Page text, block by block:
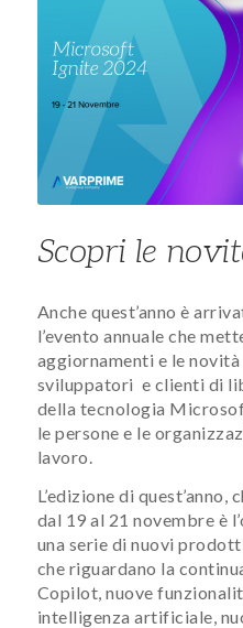
Scopri le
Anche quest’anno è
l’evento annuale che
aggiornamenti e le
sviluppatori e clienti di
della tecnologia
le persone e le
lavoro.
L’edizione di quest’anno,
dal 19 al 21 novembre è
una serie di nuovi
che riguardano la
Copilot, nuove
intelligenza artificiale,